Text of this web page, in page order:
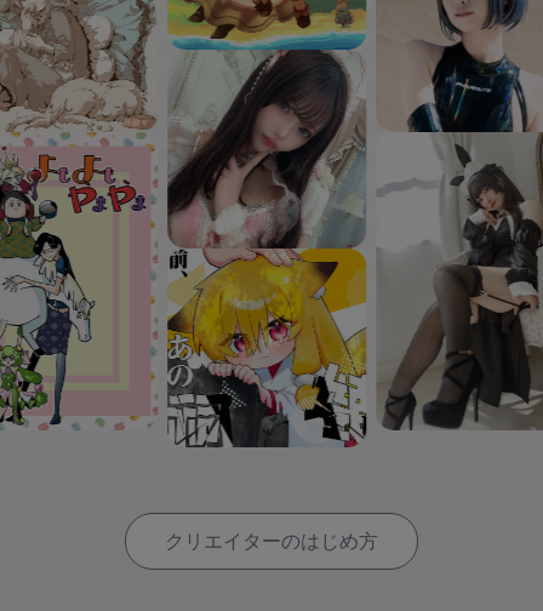
クリエイターのはじめ方